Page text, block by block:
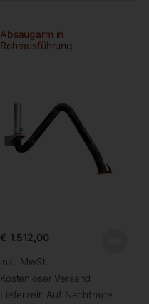
Absaugarm in
Rohrausführung
€ 1.512,00
inkl. MwSt.
Kostenloser Versand
Lieferzeit: Auf Nachfrage